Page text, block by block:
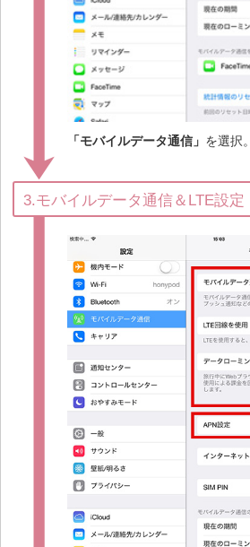
「モバイルデータ通信」 を選択。
3.モバイルデータ通信＆LTE設定